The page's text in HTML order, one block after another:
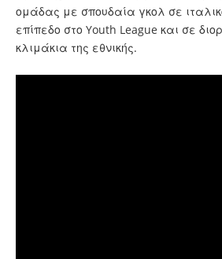
ομάδας με σπουδαία γκολ σε
επίπεδο στο Youth League και σε
κλιμάκια της εθνικής.